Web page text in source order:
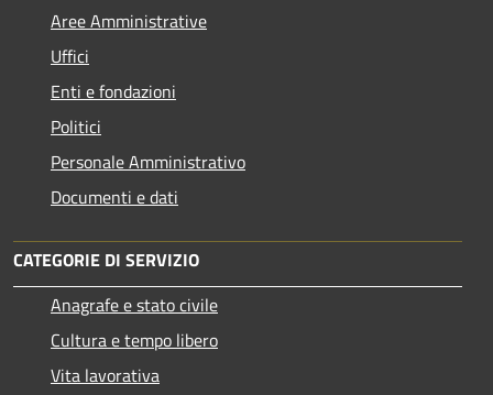
Aree Amministrative
Uffici
Enti e fondazioni
Politici
Personale Amministrativo
Documenti e dati
CATEGORIE DI SERVIZIO
Anagrafe e stato civile
Cultura e tempo libero
Vita lavorativa